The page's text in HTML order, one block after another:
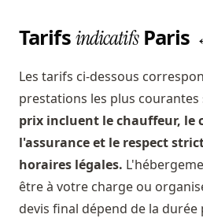
TarifsindicatifsParis
Les tarifs ci-dessous
prestations les plus courantes
prix incluent le chauffeur, le
l'assurance et le respect
horaires légales.
être à votre charge ou
devis final dépend de la